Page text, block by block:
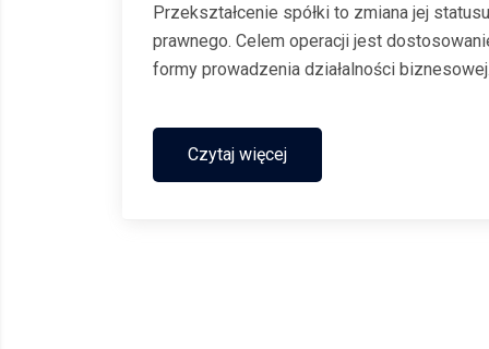
Przekształcenie spółki to zmiana jej statusu
prawnego. Celem operacji jest
formy prowadzenia działalności biznesowej
przepisów, ale też w celu czerpania
korzyści przez właścicieli. Jakie są
możliwości przekształcania...
Czytaj więcej